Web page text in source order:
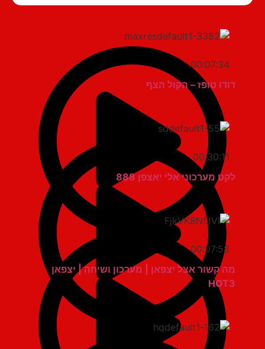
00:07:34
דודו טופז – הקול הצף
00:30:11
לקט מערכוני אלי יאצפן 888
00:07:58
מה קשור אצל יצפאן | מערכון ושיחה | יצפאן